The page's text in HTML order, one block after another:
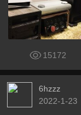
15172
6hzzz
2022-1-23